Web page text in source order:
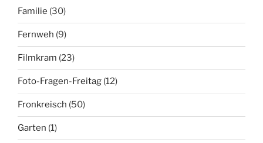
Familie (30)
Fernweh (9)
Filmkram (23)
Foto-Fragen-Freitag (12)
Fronkreisch (50)
Garten (1)